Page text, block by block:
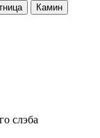
Камин
слэба